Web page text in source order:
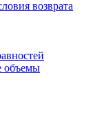
возврата
объемы